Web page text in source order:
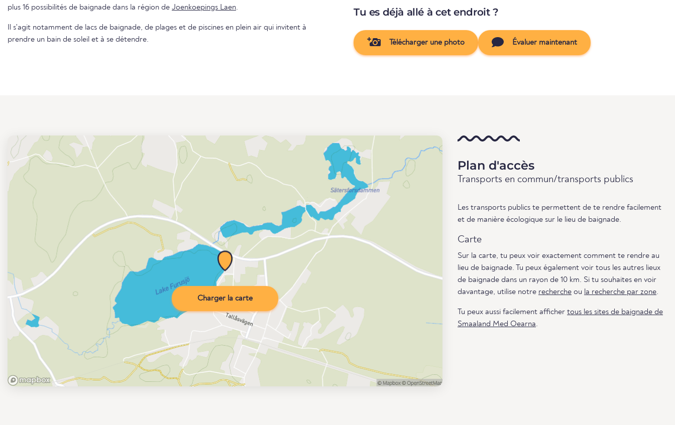
plus 16 possibilités de baignade dans la région de Joenkoepings Laen.
Il s'agit notamment de lacs de baignade, de plages et de piscines en plein air qui invitent à
prendre un bain de soleil et à se détendre.
Tu es déjà allé à cet endroit ?
Télécharger une photo Évaluer maintenant
Charger la carte
Plan d'accès
Transports en commun/transports publics
Les transports publics te permettent de te rendre facilement
et de manière écologique sur le lieu de baignade.
Carte
Sur la carte, tu peux voir exactement comment te rendre au
lieu de baignade. Tu peux également voir tous les autres lieux
de baignade dans un rayon de 10 km. Si tu souhaites en voir
davantage, utilise notre recherche ou la recherche par zone.
Tu peux aussi facilement afficher tous les sites de baignade de
Smaaland Med Oearna.